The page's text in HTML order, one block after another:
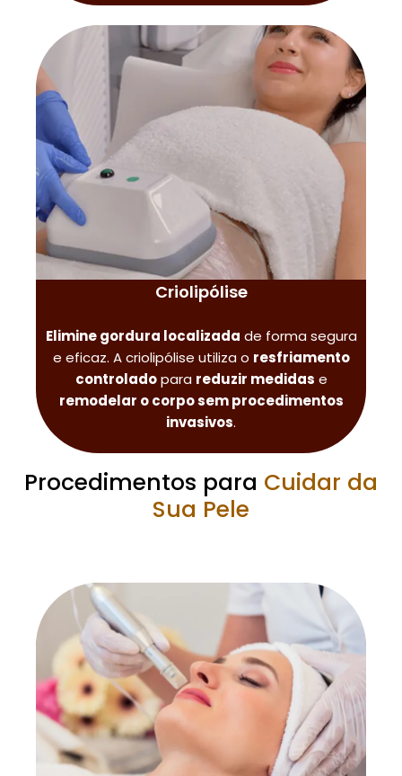
Criolipólise
Elimine gordura localizada de forma segura
e eficaz. A criolipólise utiliza o resfriamento
controladopara reduzir medidas e
remodelar o corpo sem procedimentos
invasivos.
Procedimentos para Cuidar da
Sua Pele